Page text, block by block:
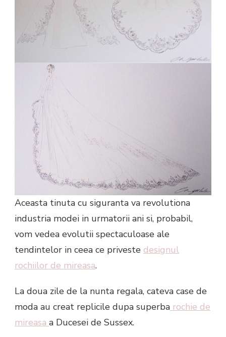
Aceasta tinuta cu siguranta va revolutiona
industria modei in urmatorii ani si, probabil,
vom vedea evolutii spectaculoase ale
tendintelor in ceea ce priveste designul
rochiilor de mireasa.
La doua zile de la nunta regala, cateva case de
moda au creat replicile dupa superba rochie de
mireasa a Ducesei de Sussex.